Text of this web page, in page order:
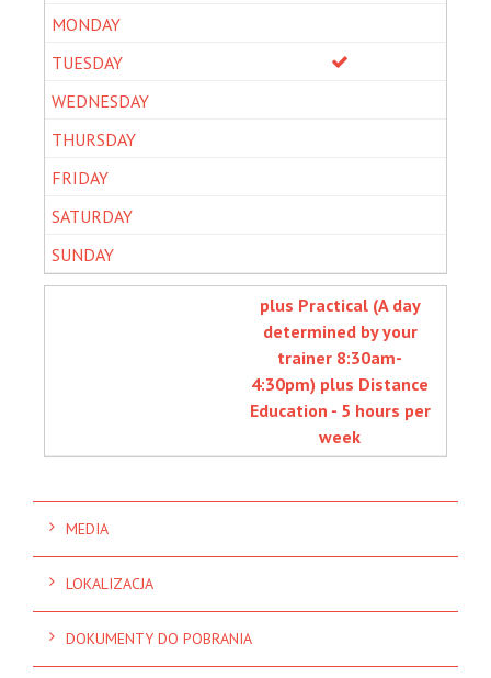
plus Practical (A day
determined by your
trainer 8:30am-
4:30pm) plus Distance
Education - 5 hours per
week
MEDIA
LOKALIZACJA
DOKUMENTY DO POBRANIA